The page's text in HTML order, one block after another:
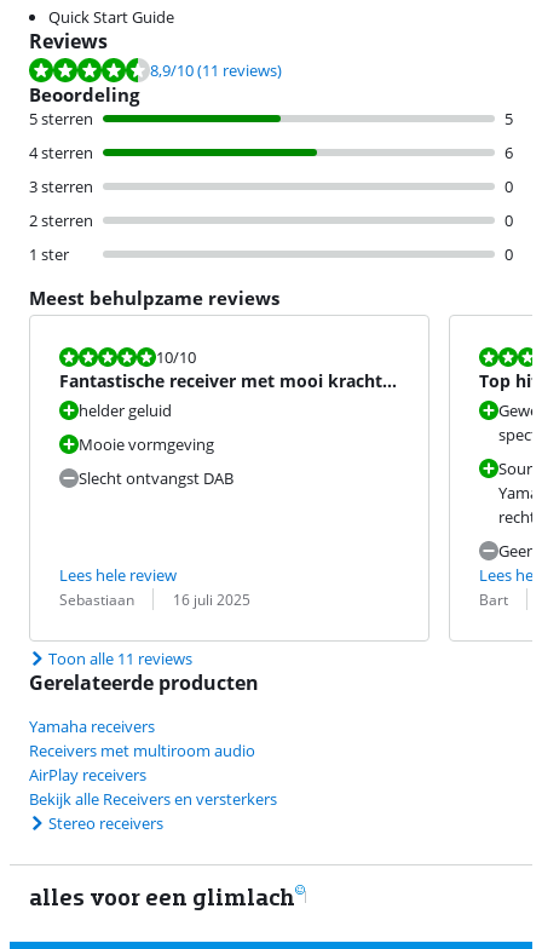
Quick Start Guide
Reviews
Beoordeling is 8,9 van de 10, gebaseerd op 11 reviews.
8,9/10(11 reviews)
Beoordeling
5 sterren
5
4 sterren
6
3 sterren
0
2 sterren
0
1 ster
0
Meest behulpzame reviews
Beoordeling is 10 van de 10.
10/10
Fantastische receiver met mooi krachtig
geluid
helder geluid
Mooie vormgeving
Slecht ontvangst DAB
Lees hele review
Beoordeling door:
Sebastiaan
Datum: 16 juli 2025
Top
recht.
Geen
Lees
Bart
Datum:
Toon alle 11 reviews
Gerelateerde producten
Yamaha receivers
Receivers met multiroom audio
AirPlay receivers
Bekijk alle Receivers en versterkers
Stereo receivers
alles voor een glimlach